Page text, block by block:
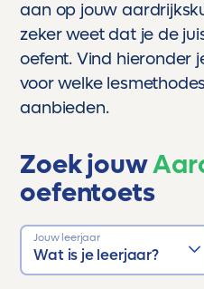
aan op jouw
zeker weet dat je de
oefent. Vind hieronder
voor welke
aanbieden.
Zoek jouw
oefentoets
Jouw leerjaar
Wat is je leerjaar?